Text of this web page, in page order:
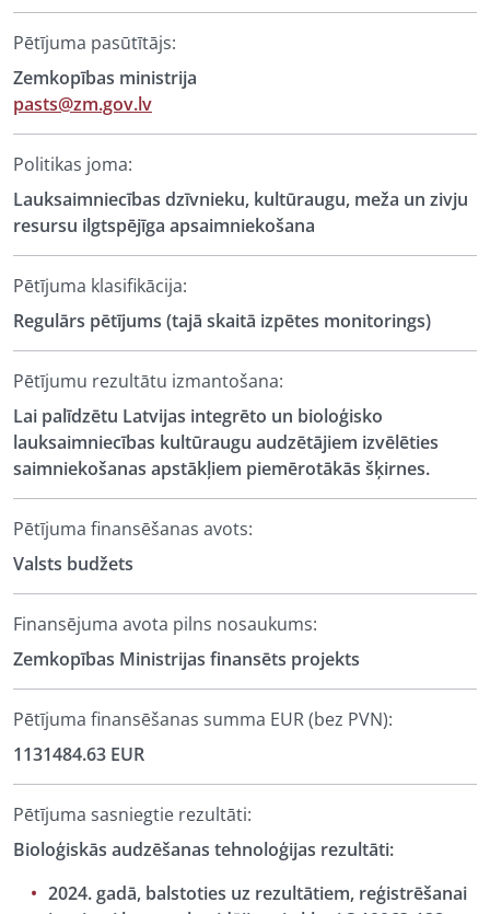
Pētījuma pasūtītājs:
Zemkopības ministrija
pasts@zm.gov.lv
Politikas joma:
Lauksaimniecības dzīvnieku, kultūraugu, meža un zivju
resursu ilgtspējīga apsaimniekošana
Pētījuma klasifikācija:
Regulārs pētījums (tajā skaitā izpētes monitorings)
Pētījumu rezultātu izmantošana:
Lai palīdzētu Latvijas integrēto un bioloģisko
lauksaimniecības kultūraugu audzētājiem izvēlēties
saimniekošanas apstākļiem piemērotākās šķirnes.
Pētījuma finansēšanas avots:
Valsts budžets
Finansējuma avota pilns nosaukums:
Zemkopības Ministrijas finansēts projekts
Pētījuma finansēšanas summa EUR (bez PVN):
1131484.63 EUR
Pētījuma sasniegtie rezultāti:
Bioloģiskās audzēšanas tehnoloģijas rezultāti:
2024. gadā, balstoties uz rezultātiem, reģistrēšanai